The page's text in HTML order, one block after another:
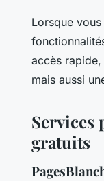
Lorsque
accès
mais aussi
Services
gratuits